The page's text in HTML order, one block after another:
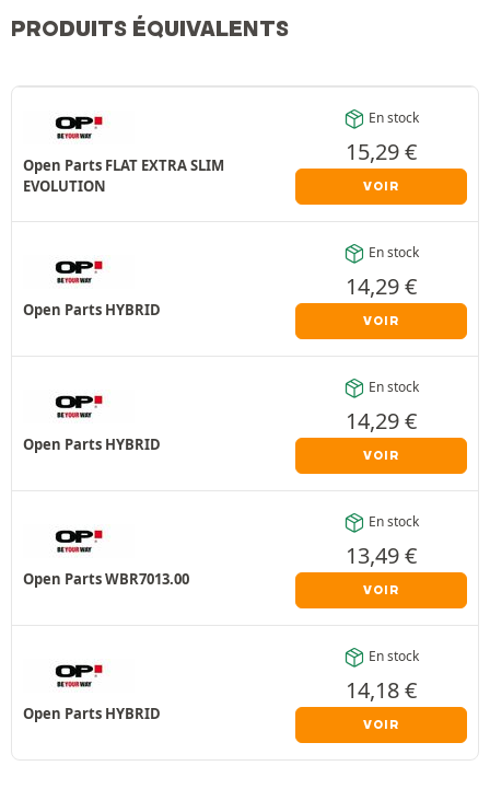
PRODUITS ÉQUIVALENTS
Open Parts FLAT EXTRA SLIM
EVOLUTION
En stock
15,29€
VOIR
Open Parts HYBRID
En stock
14,29€
VOIR
Open Parts HYBRID
En stock
14,29€
VOIR
Open Parts WBR7013.00
En stock
13,49€
VOIR
Open Parts HYBRID
En stock
14,18€
VOIR